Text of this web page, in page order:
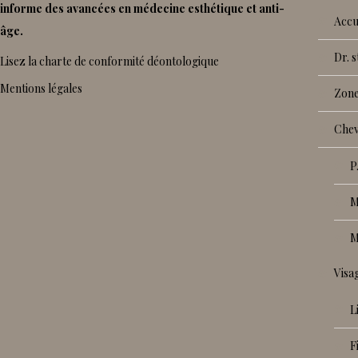
informe des avancées en médecine esthétique et anti-
âge.
Lisez la charte de conformité déontologique
Mentions légales
dr.